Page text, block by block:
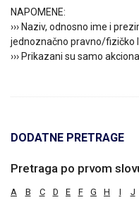
NAPOMENE:
››› Naziv, odnosno ime i
jednoznačno pravno/fizičko
››› Prikazani su samo
DODATNE PRETRAGE
Pretraga po prvom
A B C D E F G H I J